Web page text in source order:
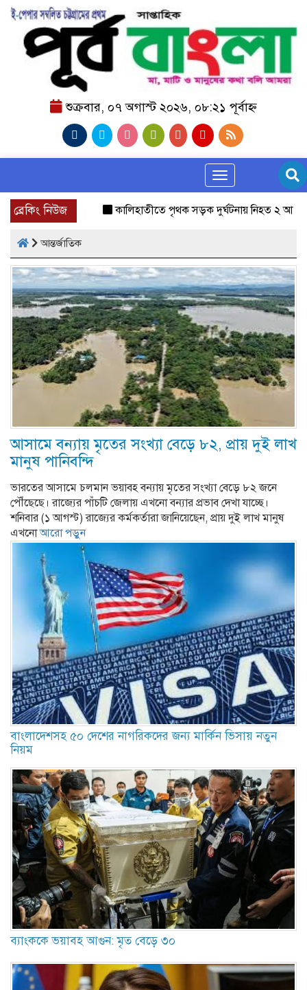
শুক্রবার, ০৭ অগাস্ট ২০২৬, ০৮:২১ পূর্বাহ্ন
Toggle navigation
ব্রেকিং নিউজ কালিহাতীতে পৃথক সড়ক দুর্ঘটনায় নিহত ২ আহত ৩
আন্তর্জাতিক
আসামে বন্যায় মৃতের সংখ্যা বেড়ে ৮২, প্রায় দুই লাখ
মানুষ পানিবন্দি
ভারতের আসামে চলমান ভয়াবহ বন্যায় মৃতের সংখ্যা বেড়ে ৮২ জনে
পৌঁছেছে। রাজ্যের পাঁচটি জেলায় এখনো বন্যার প্রভাব দেখা যাচ্ছে।
শনিবার (১ আগস্ট) রাজ্যের কর্মকর্তারা জানিয়েছেন, প্রায় দুই লাখ মানুষ
এখনোআরো পড়ুন
বাংলাদেশসহ ৫০ দেশের নাগরিকদের জন্য মার্কিন ভিসায় নতুন
নিয়ম
ব্যাংককে ভয়াবহ আগুন: মৃত বেড়ে ৩০